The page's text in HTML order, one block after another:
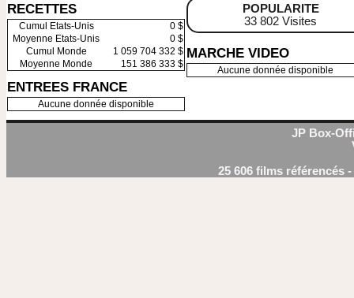
RECETTES
Cumul Etats-Unis
0 $
Moyenne Etats-Unis
0 $
Cumul Monde
1 059 704 332 $
Moyenne Monde
151 386 333 $
ENTREES FRANCE
Aucune donnée disponible
POPULARITE
33 802 Visites
MARCHE VIDEO
Aucune donnée disponible
JP Box-
25 606 films référencés